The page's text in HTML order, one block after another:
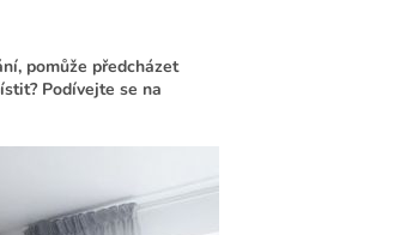
pomůže předcházet
Podívejte se na